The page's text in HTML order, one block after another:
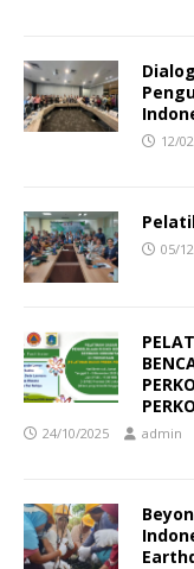
12/
05/
24/10/2025 admin